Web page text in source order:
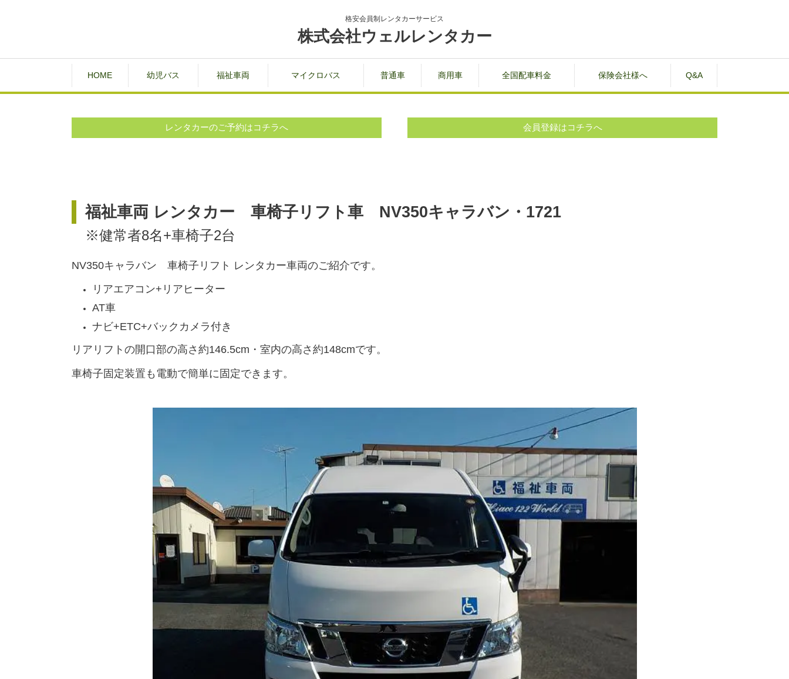
格安会員制レンタカーサービス
株式会社ウェルレンタカー
HOME 幼児バス 福祉車両 マイクロバス 普通車 商用車 全国配車料金 保険会社様へ Q&A
レンタカーのご予約はコチラへ 会員登録はコチラへ
福祉車両 レンタカー 車椅子リフト車 NV350キャラバン・1721
※健常者8名+車椅子2台
NV350キャラバン 車椅子リフト レンタカー車両のご紹介です。
リアエアコン+リアヒーター
AT車
ナビ+ETC+バックカメラ付き
リアリフトの開口部の高さ約146.5cm・室内の高さ約148cmです。
車椅子固定装置も電動で簡単に固定できます。